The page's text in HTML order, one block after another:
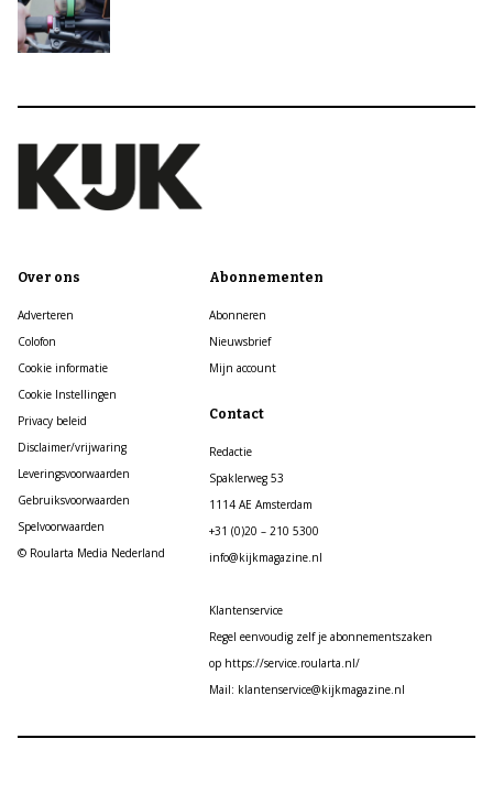
Over ons
Adverteren
Colofon
Cookie informatie
Cookie Instellingen
Privacy beleid
Disclaimer/vrijwaring
Leveringsvoorwaarden
Gebruiksvoorwaarden
Spelvoorwaarden
© Roularta Media Nederland
Abonnementen
Abonneren
Nieuwsbrief
Mijn account
Contact
Redactie
Spaklerweg 53
1114 AE Amsterdam
+31 (0)20 – 210 5300
info@kijkmagazine.nl
Klantenservice
Regel eenvoudig zelf je abonnementszaken
op https://service.roularta.nl/
Mail: klantenservice@kijkmagazine.nl